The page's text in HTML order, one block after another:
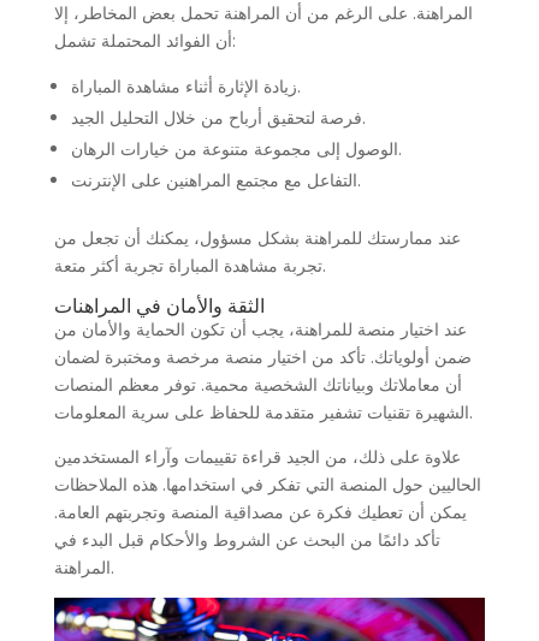
المراهنة. على الرغم من أن المراهنة تحمل بعض المخاطر، إلا
أن الفوائد المحتملة تشمل:
زيادة الإثارة أثناء مشاهدة المباراة.
فرصة لتحقيق أرباح من خلال التحليل الجيد.
الوصول إلى مجموعة متنوعة من خيارات الرهان.
التفاعل مع مجتمع المراهنين على الإنترنت.
عند ممارستك للمراهنة بشكل مسؤول، يمكنك أن تجعل من
تجربة مشاهدة المباراة تجربة أكثر متعة.
الثقة والأمان في المراهنات
عند اختيار منصة للمراهنة، يجب أن تكون الحماية والأمان من
ضمن أولوياتك. تأكد من اختيار منصة مرخصة ومختبرة لضمان
أن معاملاتك وبياناتك الشخصية محمية. توفر معظم المنصات
الشهيرة تقنيات تشفير متقدمة للحفاظ على سرية المعلومات.
علاوة على ذلك، من الجيد قراءة تقييمات وآراء المستخدمين
الحاليين حول المنصة التي تفكر في استخدامها. هذه الملاحظات
يمكن أن تعطيك فكرة عن مصداقية المنصة وتجربتهم العامة.
تأكد دائمًا من البحث عن الشروط والأحكام قبل البدء في
المراهنة.